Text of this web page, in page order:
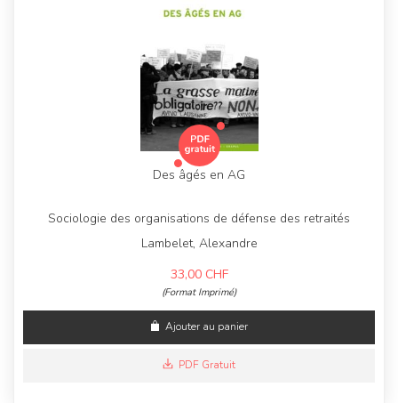
Des âgés en AG
Sociologie des organisations de défense des retraités
Lambelet, Alexandre
33,00 CHF
(Format Imprimé)
Ajouter au panier
PDF Gratuit